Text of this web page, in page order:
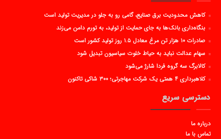
کاهش محدودیت برق صنایع، گامی رو به جلو در مدیریت تولید است
بنگاه‌داری بانک‌ها به جای حمایت از تولید، به تورم دامن می‌زند
صادرات ۱۰ هزار تن مرغ معادل ۱.۵ روز تولید کشور است
سهام عدالت نباید به حیاط خلوت سیاسیون تبدیل شود
کالابرگ سه گروه فردا شارژ می‌شود
کلاهبرداری ۴ همتی یک شرکت مهاجرتی؛ ۳۰۰ شاکی تاکنون
دسترسی سریع
درباره ما
تماس با ما